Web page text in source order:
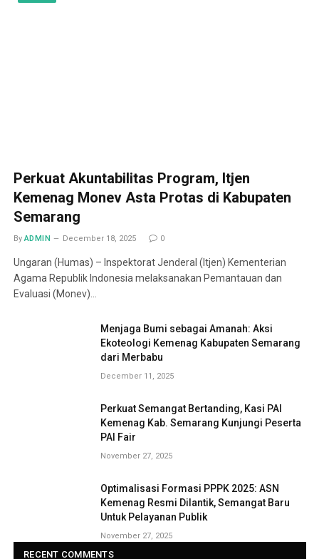
Perkuat Akuntabilitas Program, Itjen
Kemenag Monev Asta Protas di Kabupaten
Semarang
By ADMIN December 18, 2025 0
Ungaran (Humas) – Inspektorat Jenderal (Itjen) Kementerian
Agama Republik Indonesia melaksanakan Pemantauan dan
Evaluasi (Monev)…
Menjaga Bumi sebagai Amanah: Aksi
Ekoteologi Kemenag Kabupaten Semarang
dari Merbabu
December 11, 2025
Perkuat Semangat Bertanding, Kasi PAI
Kemenag Kab. Semarang Kunjungi Peserta
PAI Fair
November 27, 2025
Optimalisasi Formasi PPPK 2025: ASN
Kemenag Resmi Dilantik, Semangat Baru
Untuk Pelayanan Publik
November 27, 2025
RECENT COMMENTS